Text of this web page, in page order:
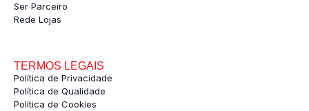
Ser Parceiro
Rede Lojas
TERMOS LEGAIS
Política de Privacidade
Política de Qualidade
Política de Cookies